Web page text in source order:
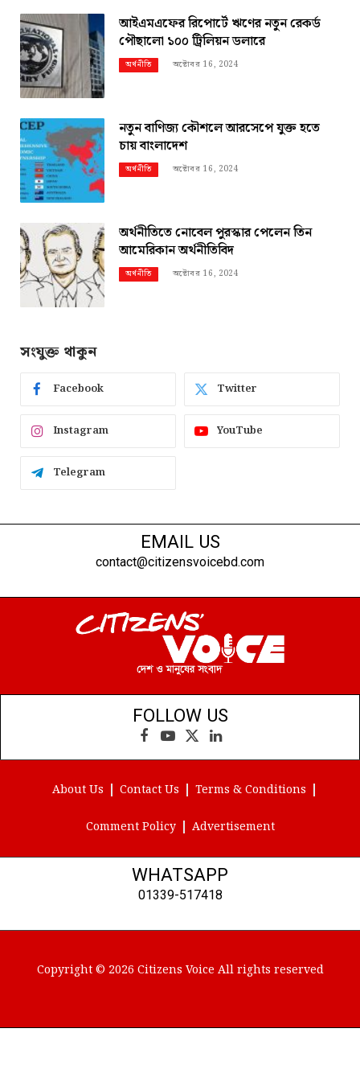
আইএমএফের রিপোর্টে ঋণের নতুন রেকর্ড
পৌছালো ১০০ ট্রিলিয়ন ডলারে
অর্থনীতি অক্টোবর 16, 2024
নতুন বাণিজ্য কৌশলে আরসেপে যুক্ত হতে
চায় বাংলাদেশ
অর্থনীতি অক্টোবর 16, 2024
অর্থনীতিতে নোবেল পুরস্কার পেলেন তিন
আমেরিকান অর্থনীতিবিদ
অর্থনীতি অক্টোবর 16, 2024
সংযুক্ত থাকুন
Facebook Twitter
Instagram YouTube
Telegram
EMAIL US
contact@citizensvoicebd.com
FOLLOW US
Facebook
YouTube
X
(Twitter)
LinkedIn
About Us Contact Us Terms & Conditions
Comment Policy Advertisement
WHATSAPP
01339-517418
Copyright © 2026 Citizens Voice All rights reserved